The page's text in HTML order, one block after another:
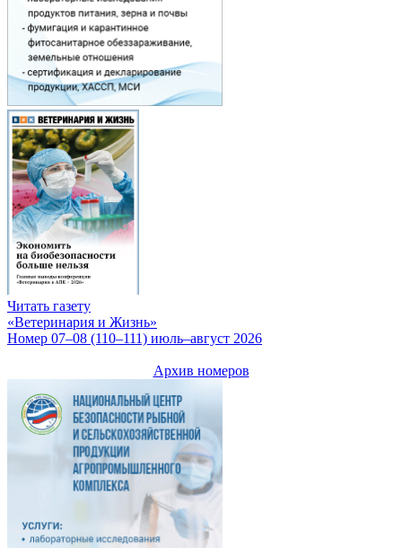
Читать газету
«Ветеринария и Жизнь»
Номер 07–08 (110–111) июль–август 2026
Архив номеров